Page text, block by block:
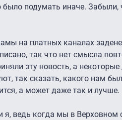
подумать иначе.
на платных каналах
так что нет смысла
эту новость, а
так сказать, какого нам
а может даже так и лучше.
я, ведь когда мы в Верховном